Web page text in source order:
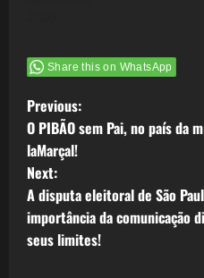
Share this on WhatsApp
P
o
s
t
Previous:
O PIBÃO sem Pai, no país da
laMarçal!
Next:
A disputa eleitoral de São
importância da comunicação
seus limites!